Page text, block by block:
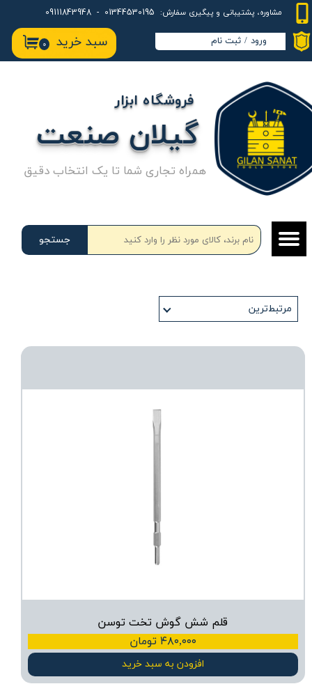
مشاوره، پشتیبانی و پیگیری سفارش:
۰ سبد خرید ورود / ثبت نام
حساب کاربری من
تغییر گذر واژه
سفارشات
خروج از حساب کاربری
جستجو
گیلان صنعت
فروشگاه ابزار
همراه تجاری شما تا یک انتخاب دقیق
مرتبط‌ترین
قلم شش گوش تخت توسن
۴۸۰,۰۰۰ تومان
افزودن به سبد خرید